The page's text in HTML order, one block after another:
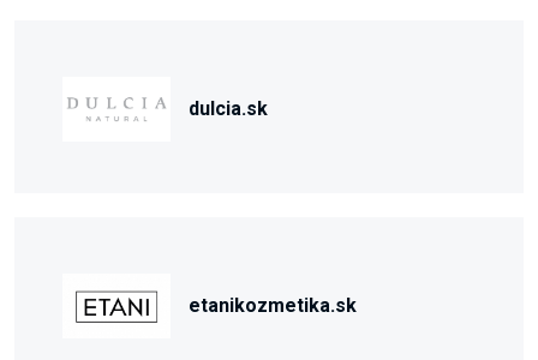
dulcia.sk
etanikozmetika.sk